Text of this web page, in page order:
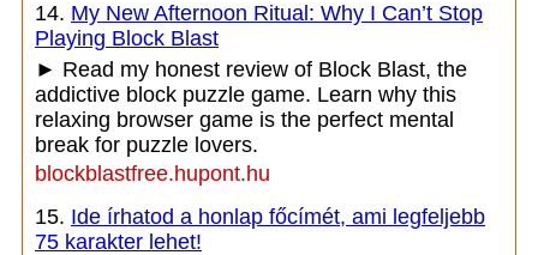
14. My New Afternoon Ritual: Why I Can’t Stop
Playing Block Blast
► Read my honest review of Block Blast, the
addictive block puzzle game. Learn why this
relaxing browser game is the perfect mental
break for puzzle lovers.
blockblastfree.hupont.hu
15. Ide írhatod a honlap főcímét, ami legfeljebb
75 karakter lehet!